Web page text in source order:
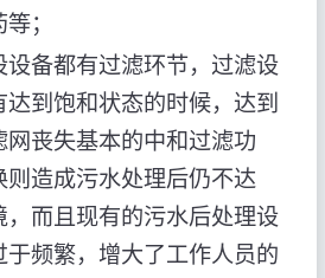
；
备都有过滤环节，过滤设
到饱和状态的时候，达到
丧失基本的中和过滤功
则造成污水处理后仍不达
而且现有的污水后处理设
频繁，增大了工作人员的